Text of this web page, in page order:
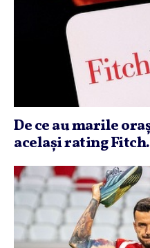
De ce au marile
acelaşi rating